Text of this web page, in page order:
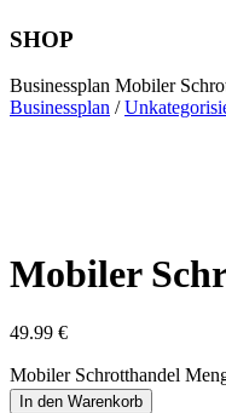
SHOP
Businessplan Mobiler
Businessplan /
Mobiler
49.99 €
Mobiler Schrotthandel
In den Warenkorb